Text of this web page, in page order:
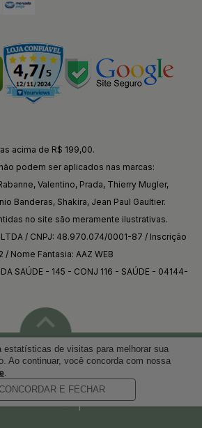
acima de R$ 199,00.
podem ser aplicados nas marcas:
Valentino, Prada, Thierry Mugler,
Banderas, Shakira, Jean Paul Gaultier.
no site são meramente ilustrativas.
LTDA / CNPJ: 48.970.074/0001-87 / Inscrição
/ Nome Fantasia: AAZ WEB
SAÚDE - 145 - CONJ 116 - SAÚDE - 04144-
ao topo
estatísticas de visitas para melhorar sua
Ao continuar, você concorda com nossa
.
CONCORDAR E FECHAR